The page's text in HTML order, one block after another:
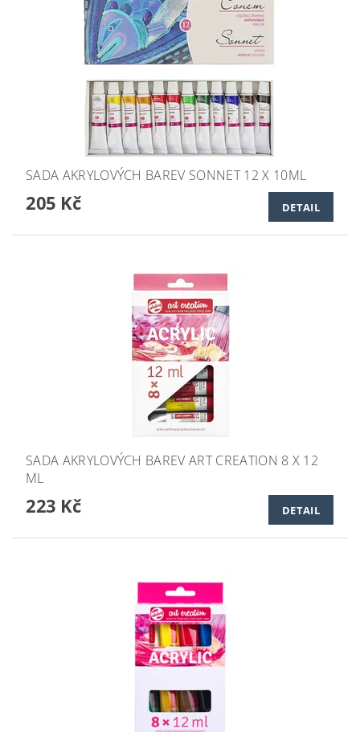
SADA AKRYLOVÝCH BAREV SONNET 12 X 10ML
205 Kč DETAIL
SADA AKRYLOVÝCH BAREV ART CREATION 8 X 12
ML
223 Kč DETAIL